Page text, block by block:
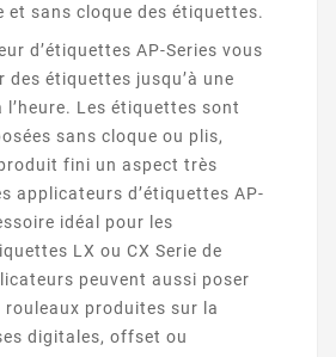
et sans cloque des étiquettes.
d’étiquettes AP-Series vous
des étiquettes jusqu’à une
l’heure. Les étiquettes sont
sans cloque ou plis,
fini un aspect très
applicateurs d’étiquettes AP-
idéal pour les
LX ou CX Serie de
peuvent aussi poser
rouleaux produites sur la
digitales, offset ou